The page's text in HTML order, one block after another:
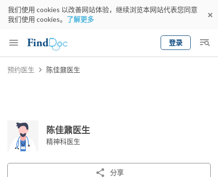
我们使用 cookies 以改善网站体验，继续浏览本网站代表您同意
我们使用 cookies。 了解更多
登录
Keyword
预约医生 陈佳鼐医生
陈佳鼐医生
精神科医生
分享